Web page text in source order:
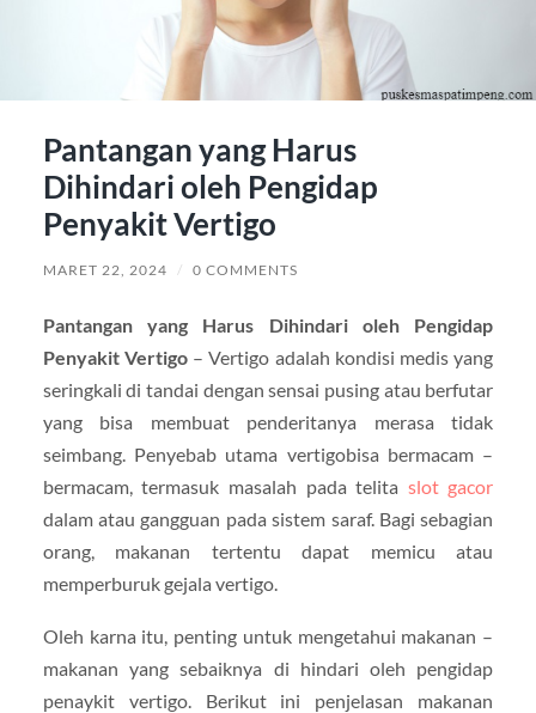
Pantangan yang Harus
Dihindari oleh Pengidap
Penyakit Vertigo
MARET 22, 2024 / 0 COMMENTS
Pantangan yang Harus Dihindari oleh Pengidap
Penyakit Vertigo – Vertigo adalah kondisi medis yang
seringkali di tandai dengan sensai pusing atau berfutar
yang bisa membuat penderitanya merasa tidak
seimbang. Penyebab utama vertigobisa bermacam –
bermacam, termasuk masalah pada telita slot gacor
dalam atau gangguan pada sistem saraf. Bagi sebagian
orang, makanan tertentu dapat memicu atau
memperburuk gejala vertigo.
Oleh karna itu, penting untuk mengetahui makanan –
makanan yang sebaiknya di hindari oleh pengidap
penaykit vertigo. Berikut ini penjelasan makanan